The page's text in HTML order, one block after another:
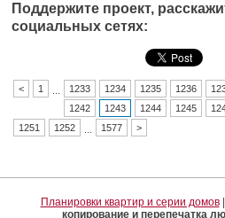
Поддержите проект,
социальных сетях:
< 1 1233 1234 1235 1236
1242
1243 1244 1245
1251
1252 1577 >
Планировки квартир и серии домов|
копирование и перепечатка